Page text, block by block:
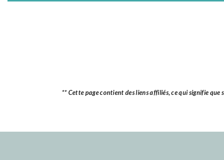
** Cette page contient des liens affiliés, ce qui signifie